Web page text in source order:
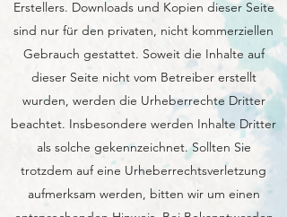
Erstellers. Downloads und Kopien dieser Seite
sind nur für den privaten, nicht kommerziellen
Gebrauch gestattet. Soweit die Inhalte auf
dieser Seite nicht vom Betreiber erstellt
wurden, werden die Urheberrechte Dritter
beachtet. Insbesondere werden Inhalte Dritter
als solche gekennzeichnet. Sollten Sie
trotzdem auf eine Urheberrechtsverletzung
aufmerksam werden, bitten wir um einen